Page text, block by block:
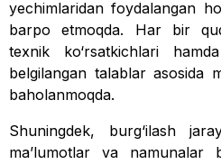
yechimlaridan foydalangan
barpo etmoqda. Har bir
texnik ko‘rsatkichlari
belgilangan talablar asosida
baholanmoqda.
Shuningdek, burg‘ilash
ma’lumotlar va namunalar